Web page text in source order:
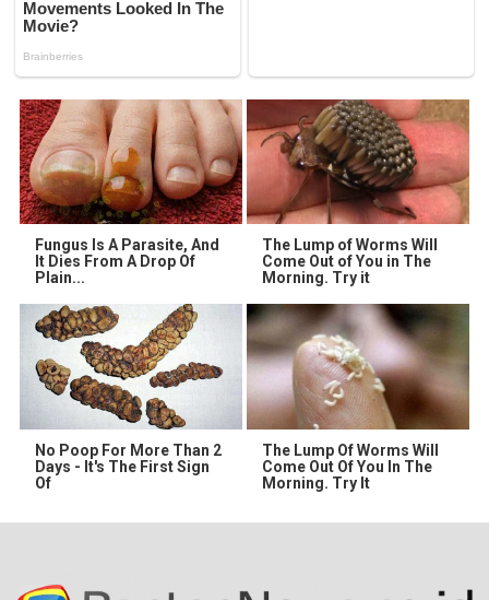
Fungus Is A Parasite, And
It Dies From A Drop Of
Plain...
The Lump of Worms Will
Come Out of You in The
Morning. Try it
No Poop For More Than 2
Days - It's The First Sign
Of
The Lump Of Worms Will
Come Out Of You In The
Morning. Try It